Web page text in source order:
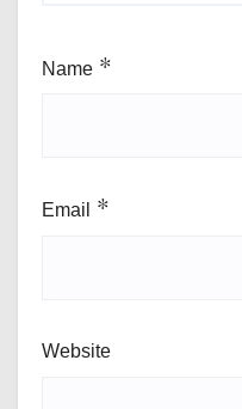
Name *
Email *
Website